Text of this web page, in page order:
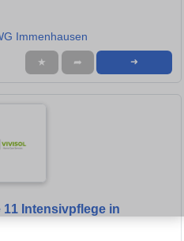
Immenhausen
★ ➦ ➜
11 Intensivpflege in